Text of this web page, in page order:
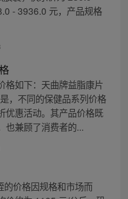
- 3936.0 元，产品规格
格如下：天曲牌益脂康片
，不同的保健品系列价格
优惠活动。其产品价格既
也兼顾了消费者的...
价格因规格和市场而